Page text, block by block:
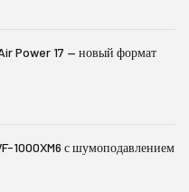
Power 17 — новый формат
1000XM6 с шумоподавлением